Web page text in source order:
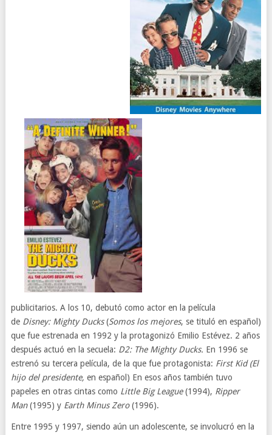
publicitarios. A los 10, debutó como actor en la película
de Disney: Mighty Ducks(Somos los mejores, se tituló en español)
que fue estrenada en 1992 y la protagonizó Emilio Estévez. 2 años
después actuó en la secuela: D2: The Mighty Ducks. En 1996 se
estrenó su tercera película, de la que fue protagonista: First Kid (El
hijo del presidente, en español) En esos años también tuvo
papeles en otras cintas como Little Big League(1994), Ripper
Man(1995) y Earth Minus Zero(1996).
Entre 1995 y 1997, siendo aún un adolescente, se involucró en la